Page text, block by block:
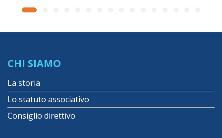
CHI SIAMO
La storia
Lo statuto associativo
Consiglio direttivo